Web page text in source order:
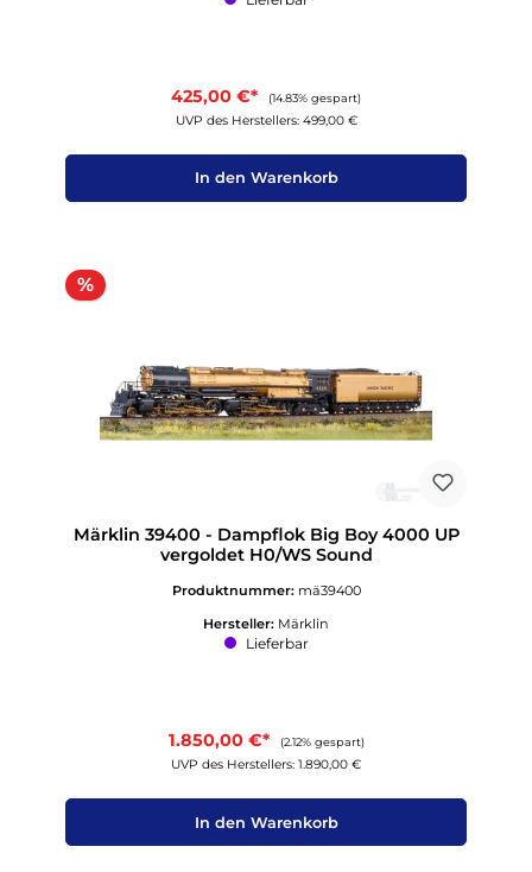
425,00 €* (14.83% gespart)
UVP des Herstellers: 499,00 €
In den Warenkorb
%Rabatt
Märklin 39400 - Dampflok Big Boy 4000 UP
vergoldet H0/WS Sound
Produktnummer: mä39400
Hersteller: Märklin
Lieferbar
1.850,00 €* (2.12% gespart)
UVP des Herstellers: 1.890,00 €
In den Warenkorb